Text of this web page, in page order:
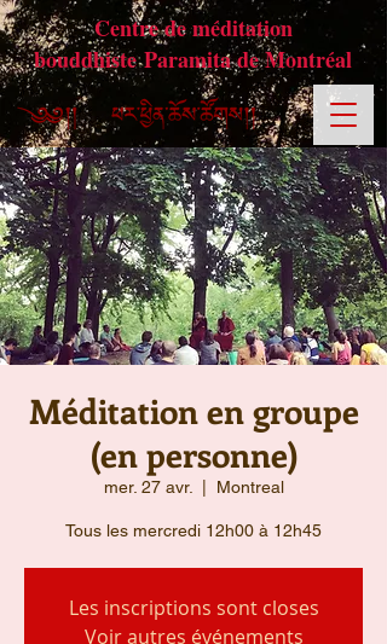
Centre de méditation
bouddhiste Paramita de Montréal
Méditation en groupe
(en personne)
mer. 27 avr. Montreal
Tous les mercredi 12h00 à 12h45
Les inscriptions sont closes
Voir autres événements